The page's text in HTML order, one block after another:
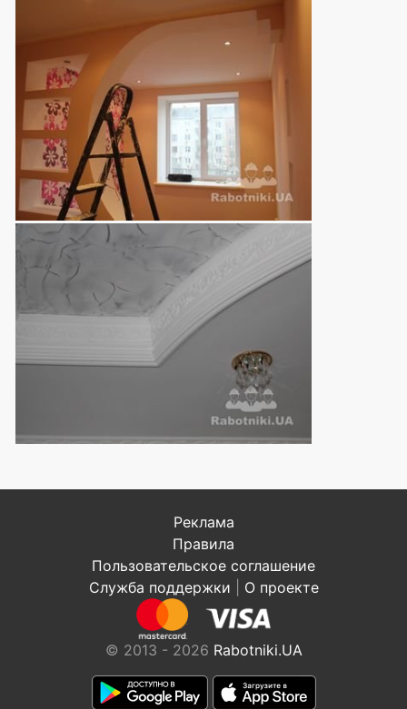
Реклама
Правила
Пользовательское соглашение
Служба поддержки
О проекте
© 2013 - 2026 Rabotniki.UA